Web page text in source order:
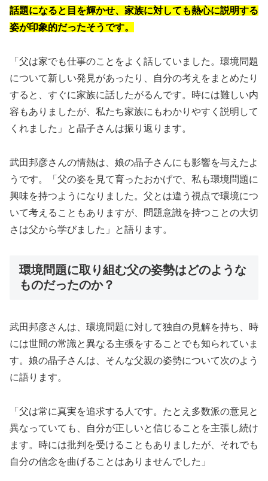
話題になると目を輝かせ、家族に対しても熱心に説明する
姿が印象的だったそうです。
「父は家でも仕事のことをよく話していました。環境問題
について新しい発見があったり、自分の考えをまとめたり
すると、すぐに家族に話したがるんです。時には難しい内
容もありましたが、私たち家族にもわかりやすく説明して
くれました」と晶子さんは振り返ります。
武田邦彦さんの情熱は、娘の晶子さんにも影響を与えたよ
うです。「父の姿を見て育ったおかげで、私も環境問題に
興味を持つようになりました。父とは違う視点で環境につ
いて考えることもありますが、問題意識を持つことの大切
さは父から学びました」と語ります。
環境問題に取り組む父の姿勢はどのような
ものだったのか？
武田邦彦さんは、環境問題に対して独自の見解を持ち、時
には世間の常識と異なる主張をすることでも知られていま
す。娘の晶子さんは、そんな父親の姿勢について次のよう
に語ります。
「父は常に真実を追求する人です。たとえ多数派の意見と
異なっていても、自分が正しいと信じることを主張し続け
ます。時には批判を受けることもありましたが、それでも
自分の信念を曲げることはありませんでした」